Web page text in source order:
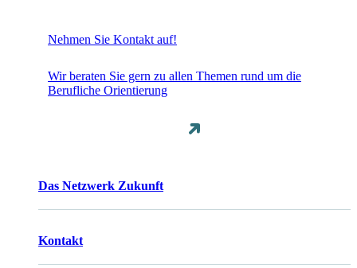
Nehmen Sie Kontakt auf!
Wir beraten Sie gern zu allen Themen rund um die
Berufliche Orientierung
Das Netzwerk Zukunft
Kontakt